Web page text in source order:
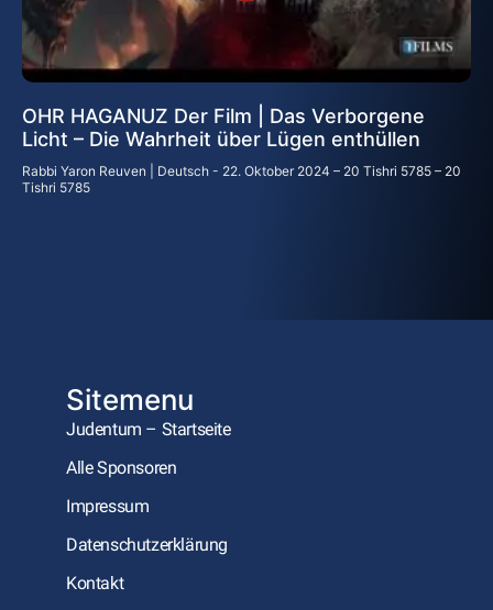
OHR HAGANUZ Der Film | Das Verborgene
Licht – Die Wahrheit über Lügen enthüllen
Rabbi Yaron Reuven | Deutsch
22. Oktober 2024 – 20 Tishri 5785 – 20
Tishri 5785
Sitemenu
Judentum – Startseite
Alle Sponsoren
Impressum
Datenschutzerklärung
Kontakt